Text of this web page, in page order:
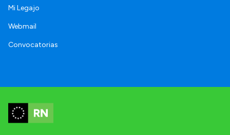
Mi Legajo
Webmail
Convocatorias